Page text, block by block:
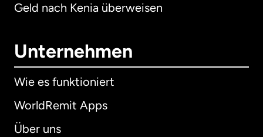
Geld nach Kenia überweisen
Unternehmen
Wie es funktioniert
WorldRemit Apps
Über uns